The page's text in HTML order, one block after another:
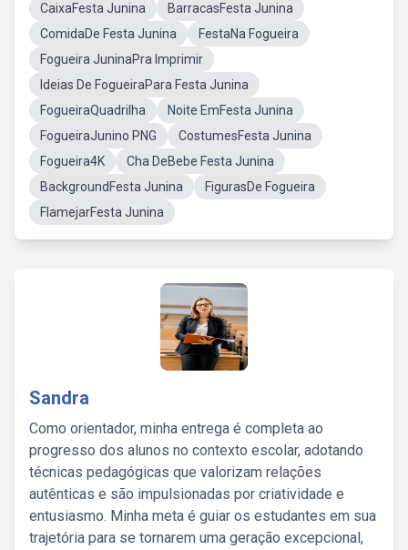
CaixaFesta Junina
BarracasFesta Junina
ComidaDe Festa Junina
FestaNa Fogueira
Fogueira JuninaPra Imprimir
Ideias De FogueiraPara Festa Junina
FogueiraQuadrilha
Noite EmFesta Junina
FogueiraJunino PNG
CostumesFesta Junina
Fogueira4K
Cha DeBebe Festa Junina
BackgroundFesta Junina
FigurasDe Fogueira
FlamejarFesta Junina
Sandra
Como orientador, minha entrega é completa ao
progresso dos alunos no contexto escolar, adotando
técnicas pedagógicas que valorizam relações
autênticas e são impulsionadas por criatividade e
entusiasmo. Minha meta é guiar os estudantes em sua
trajetória para se tornarem uma geração excepcional,